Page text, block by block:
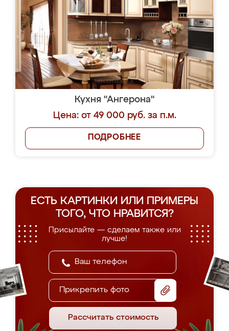
Кухня "Ангерона"
Цена: от 49 000 руб. за п.м.
ПОДРОБНЕЕ
ЕСТЬ КАРТИНКИ ИЛИ ПРИМЕРЫ
ТОГО, ЧТО НРАВИТСЯ?
Присылайте — сделаем также или
лучше!
Прикрепить фото
Рассчитать стоимость